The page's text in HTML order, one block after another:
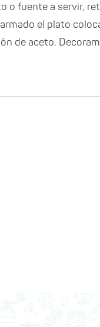
o fuente a servir,
el plato
de aceto.